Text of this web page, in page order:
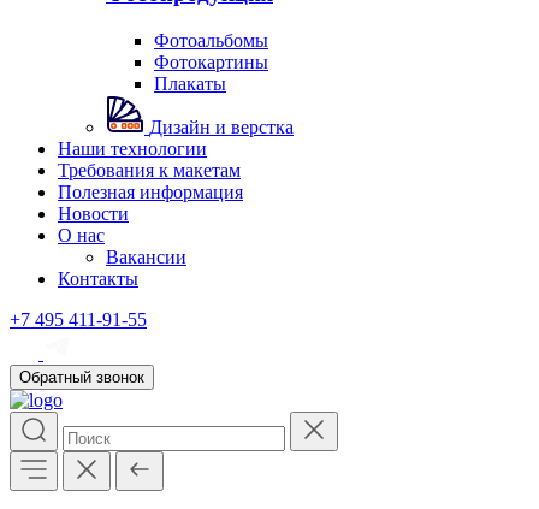
Фотоальбомы
Фотокартины
Плакаты
Дизайн и верстка
Наши технологии
Требования к макетам
Полезная информация
Новости
О нас
Вакансии
Контакты
+7 495 411-91-55
Обратный звонок